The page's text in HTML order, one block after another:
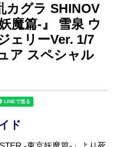
カグラ SHINOV
魔篇-』 雪泉 ウ
ェリーVer. 1/7
ア スペシャル
ド